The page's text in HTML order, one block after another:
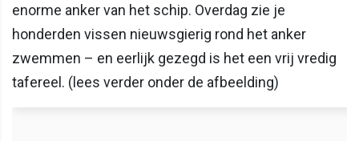
enorme anker van het schip. Overdag zie je
honderden vissen nieuwsgierig rond het anker
zwemmen – en eerlijk gezegd is het een vrij vredig
tafereel. (lees verder onder de afbeelding)